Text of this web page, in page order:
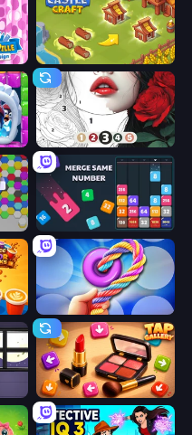
Designville: Merge & Design Castle Craft
Numicolor
Drop & Merge the Numbers
Twisted Tangle
Tap Gallery